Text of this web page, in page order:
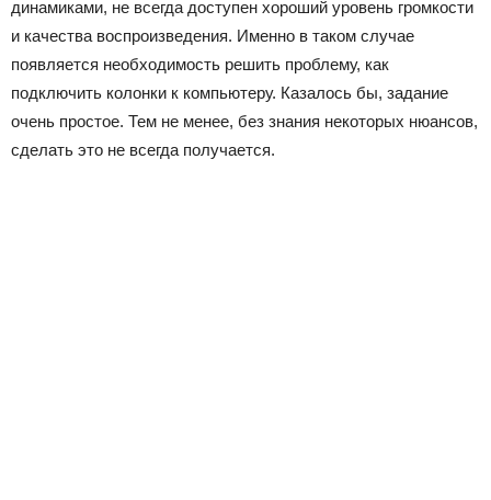
динамиками, не всегда доступен хороший уровень громкости
и качества воспроизведения. Именно в таком случае
появляется необходимость решить проблему, как
подключить колонки к компьютеру. Казалось бы, задание
очень простое. Тем не менее, без знания некоторых нюансов,
сделать это не всегда получается.